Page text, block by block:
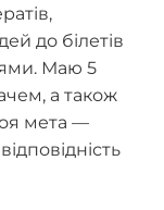
до білетів
Маю 5
а також
мета —